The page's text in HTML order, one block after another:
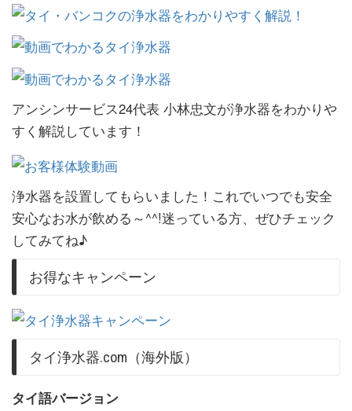
アンシンサービス24代表 小林忠文が浄水器をわかりや
すく解説しています！
浄水器を設置してもらいました！これでいつでも安全
安心なお水が飲める～^^!迷っている方、ぜひチェック
してみてね♪
お得なキャンペーン
タイ浄水器.com（海外版）
タイ語バージョン